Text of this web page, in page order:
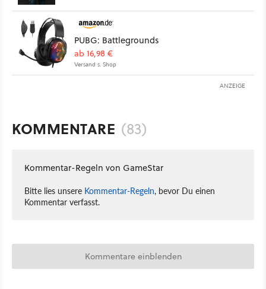
PUBG: Battlegrounds
ab 16,98 €
Versand s. Shop
ANZEIGE
KOMMENTARE (83)
Kommentar-Regeln von GameStar
Bitte lies unsere Kommentar-Regeln, bevor Du einen
Kommentar verfasst.
Kommentare einblenden